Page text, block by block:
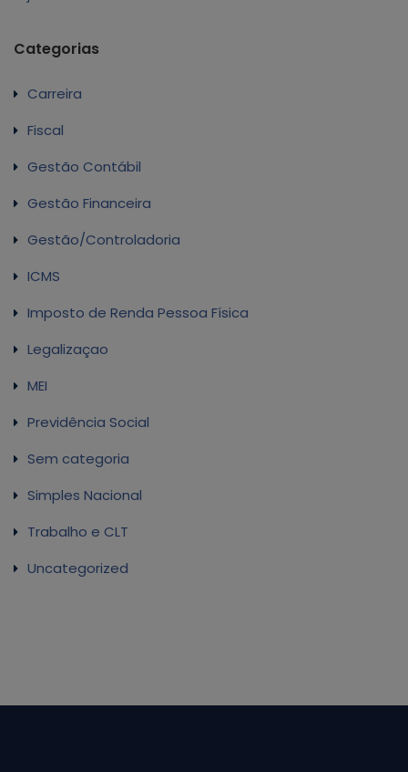
Categorias
Carreira
Fiscal
Gestão Contábil
Gestão Financeira
Gestão/Controladoria
ICMS
Imposto de Renda Pessoa Física
Legalizaçao
MEI
Previdência Social
Sem categoria
Simples Nacional
Trabalho e CLT
Uncategorized